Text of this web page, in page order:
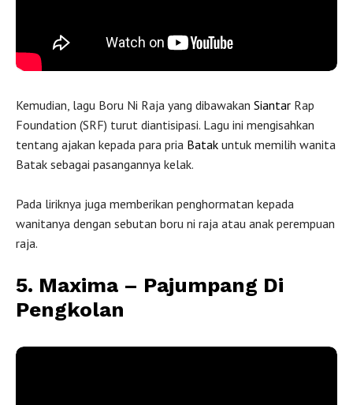
Kemudian, lagu Boru Ni Raja yang dibawakan Siantar Rap
Foundation (SRF) turut diantisipasi. Lagu ini mengisahkan
tentang ajakan kepada para pria Batak untuk memilih wanita
Batak sebagai pasangannya kelak.
Pada liriknya juga memberikan penghormatan kepada
wanitanya dengan sebutan boru ni raja atau anak perempuan
raja.
5. Maxima – Pajumpang Di
Pengkolan